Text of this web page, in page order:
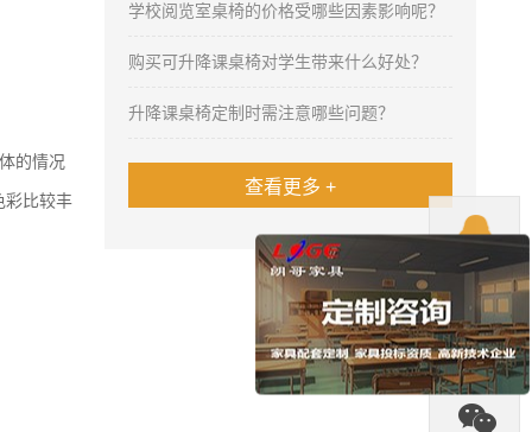
的情况
彩比较丰
学校阅览室桌椅的价格受哪些因素影响呢？
购买可升降课桌椅对学生带来什么好处？
升降课桌椅定制时需注意哪些问题？
查看更多 +

QQ

热线
